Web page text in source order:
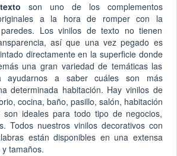
son uno de los complementos
a la hora de romper con la
Los vinilos de texto no tienen
así que una vez pegado es
directamente en la superficie donde
una gran variedad de temáticas las
ayudarnos a saber cuáles son más
determinada habitación. Hay vinilos de
cocina, baño, pasillo, salón, habitación
ideales para todo tipo de negocios,
Todos nuestros vinilos decorativos con
están disponibles en una extensa
tamaños.